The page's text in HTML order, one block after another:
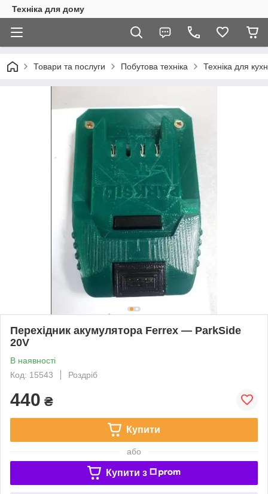
Техніка для дому
Товари та послуги Побутова техніка Техніка для
Перехідник акумулятора Ferrex — ParkSide
20V
В наявності
Код: 15543
Роздріб
440 ₴
Купити
або
Купити з